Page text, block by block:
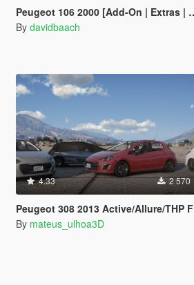
Peugeot 106 2000 [Add-On | Extras | Animated Sunroof]
By davidbaach
4.33 2 570
Peugeot 308 2013 Active/Allure/THP Fullpack [Add-On / FiveM | Tuning]
By mateus_ulhoa3D